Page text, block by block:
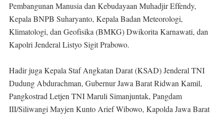
Pembangunan Manusia dan Kebudayaan Muhadjir Effendy,
Kepala BNPB Suharyanto, Kepala Badan Meteorologi,
Klimatologi, dan Geofisika (BMKG) Dwikorita Karnawati, dan
Kapolri Jenderal Listyo Sigit Prabowo.
Hadir juga Kepala Staf Angkatan Darat (KSAD) Jenderal TNI
Dudung Abdurachman, Gubernur Jawa Barat Ridwan Kamil,
Pangkostrad Letjen TNI Maruli Simanjuntak, Pangdam
III/Siliwangi Mayjen Kunto Arief Wibowo, Kapolda Jawa Barat